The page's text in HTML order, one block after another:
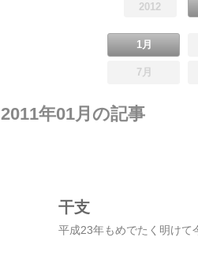
2012
1月
7月
2011年01月の記事
干支